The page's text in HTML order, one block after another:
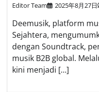
Editor Team 2025年8月27日
Deemusik, platform
Sejahtera,
dengan Soundtrack,
musik B2B global.
kini menjadi […]